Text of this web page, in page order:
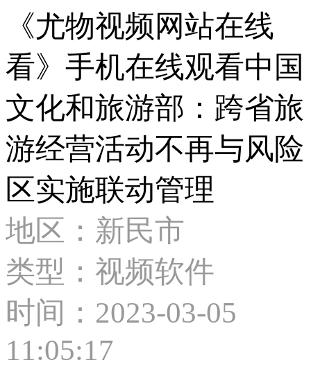
《尤物视频网站在线
看》手机在线观看中国
文化和旅游部：跨省旅
游经营活动不再与风险
区实施联动管理
地区：新民市
类型：视频软件
时间：2023-03-05
11:05:17